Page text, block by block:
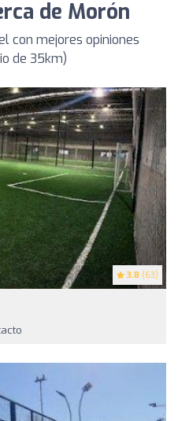
de Morón
con mejores opiniones
de 35km)
3.8 (63)